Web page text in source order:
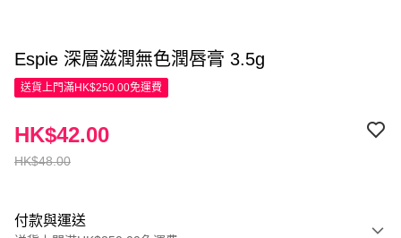
Espie 深層滋潤無色潤唇膏 3.5g
送貨上門滿HK$250.00免運費
HK$48.00
HK$42.00
付款與運送